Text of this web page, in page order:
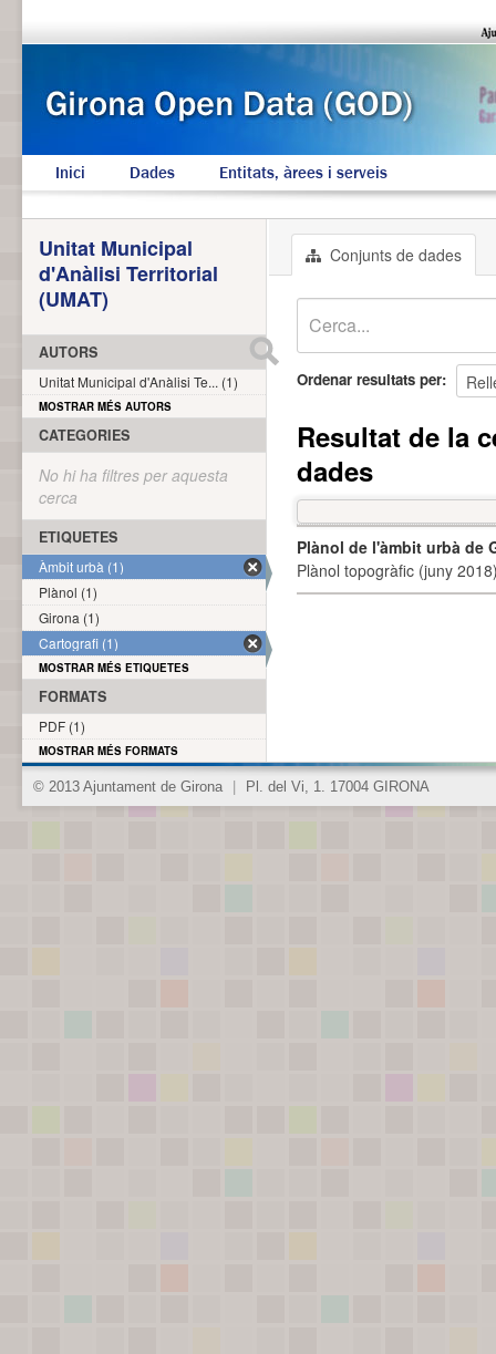
Inici Dades Entitats, àrees i serveis
Conjunts de dades
Ordenar resultats per
Resultat de la
dades
Plànol de l'àmbit urbà de
Plànol topogràfic (juny
Unitat Municipal
d'Anàlisi Territorial
(UMAT)
AUTORS
Unitat Municipal d'Anàlisi Te... (1)
MOSTRAR MÉS AUTORS
CATEGORIES
No hi ha filtres per aquesta
cerca
ETIQUETES
Àmbit urbà (1)
Plànol (1)
Girona (1)
Cartografi (1)
MOSTRAR MÉS ETIQUETES
FORMATS
PDF (1)
MOSTRAR MÉS FORMATS
© 2013 Ajuntament de Girona Pl. del Vi, 1. 17004 GIRONA